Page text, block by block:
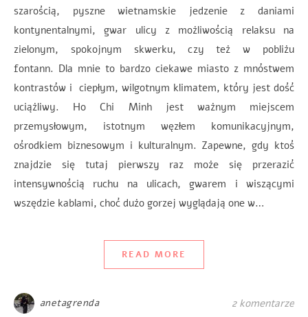
szarością, pyszne wietnamskie jedzenie z daniami
kontynentalnymi, gwar ulicy z możliwością relaksu na
zielonym, spokojnym skwerku, czy też w pobliżu
fontann. Dla mnie to bardzo ciekawe miasto z mnóstwem
kontrastów i ciepłym, wilgotnym klimatem, który jest dość
uciążliwy. Ho Chi Minh jest ważnym miejscem
przemysłowym, istotnym węzłem komunikacyjnym,
ośrodkiem biznesowym i kulturalnym. Zapewne, gdy ktoś
znajdzie się tutaj pierwszy raz może się przerazić
intensywnością ruchu na ulicach, gwarem i wiszącymi
wszędzie kablami, choć dużo gorzej wyglądają one w…
READ MORE
anetagrenda 2 komentarze